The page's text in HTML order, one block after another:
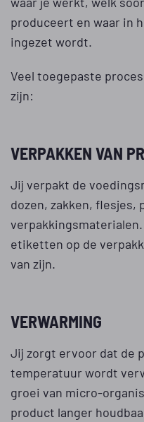
produceert en waar in
ingezet wordt.
Veel toegepaste
zijn:
VERPAKKEN VAN
Jij verpakt de
dozen, zakken, flesjes,
etiketten op de
van zijn.
VERWARMING
Jij zorgt ervoor dat de
temperatuur wordt
groei van micro-
product langer